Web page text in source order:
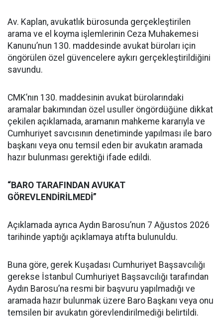
Av. Kaplan, avukatlık bürosunda gerçekleştirilen
arama ve el koyma işlemlerinin Ceza Muhakemesi
Kanunu’nun 130. maddesinde avukat büroları için
öngörülen özel güvencelere aykırı gerçekleştirildiğini
savundu.
CMK’nın 130. maddesinin avukat bürolarındaki
aramalar bakımından özel usuller öngördüğüne dikkat
çekilen açıklamada, aramanın mahkeme kararıyla ve
Cumhuriyet savcısının denetiminde yapılması ile baro
başkanı veya onu temsil eden bir avukatın aramada
hazır bulunması gerektiği ifade edildi.
“BARO TARAFINDAN AVUKAT
GÖREVLENDİRİLMEDİ”
Açıklamada ayrıca Aydın Barosu’nun 7 Ağustos 2026
tarihinde yaptığı açıklamaya atıfta bulunuldu.
Buna göre, gerek Kuşadası Cumhuriyet Başsavcılığı
gerekse İstanbul Cumhuriyet Başsavcılığı tarafından
Aydın Barosu’na resmi bir başvuru yapılmadığı ve
aramada hazır bulunmak üzere Baro Başkanı veya onu
temsilen bir avukatın görevlendirilmediği belirtildi.